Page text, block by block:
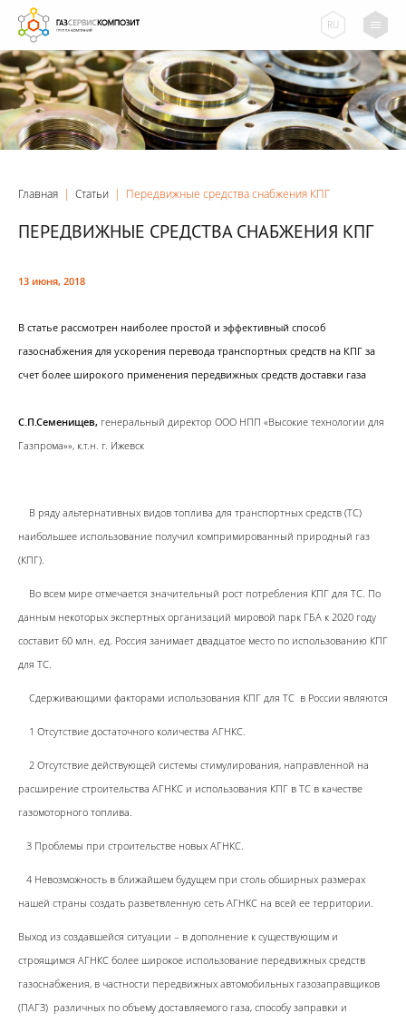
Главная | Статьи | Передвижные средства снабжения КПГ
ПЕРЕДВИЖНЫЕ СРЕДСТВА СНАБЖЕНИЯ КПГ
13 июня, 2018
В статье рассмотрен наиболее простой и эффективный способ
газоснабжения для ускорения перевода транспортных средств на КПГ за
счет более широкого применения передвижных средств доставки газа
С.П.Семенищев, генеральный директор ООО НПП «Высокие технологии для
Газпрома»», к.т.н. г. Ижевск
В ряду альтернативных видов топлива для транспортных средств (ТС)
наибольшее использование получил компримированный природный газ
(КПГ).
Во всем мире отмечается значительный рост потребления КПГ для ТС. По
данным некоторых экспертных организаций мировой парк ГБА к 2020 году
составит 60 млн. ед. Россия занимает двадцатое место по использованию КПГ
для ТС.
Сдерживающими факторами использования КПГ для ТС в России являются
1 Отсутствие достаточного количества АГНКС.
2 Отсутствие действующей системы стимулирования, направленной на
расширение строительства АГНКС и использования КПГ в ТС в качестве
газомоторного топлива.
3 Проблемы при строительстве новых АГНКС.
4 Невозможность в ближайшем будущем при столь обширных размерах
нашей страны создать разветвленную сеть АГНКС на всей ее территории.
Выход из создавшейся ситуации – в дополнение к существующим и
строящимся АГНКС более широкое использование передвижных средств
газоснабжения, в частности передвижных автомобильных газозаправщиков
(ПАГЗ) различных по объему доставляемого газа, способу заправки и
RU